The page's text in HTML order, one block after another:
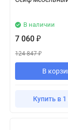
В наличии
7 060 ₽
124 847₽
В
Купить в